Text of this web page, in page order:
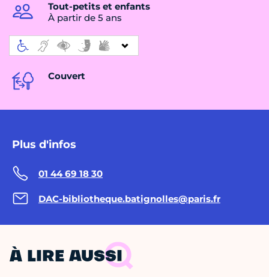
Tout-petits et enfants
À partir de 5 ans
Couvert
Plus d'infos
01 44 69 18 30
DAC-bibliotheque.batignolles@paris.fr
À LIRE AUSSI